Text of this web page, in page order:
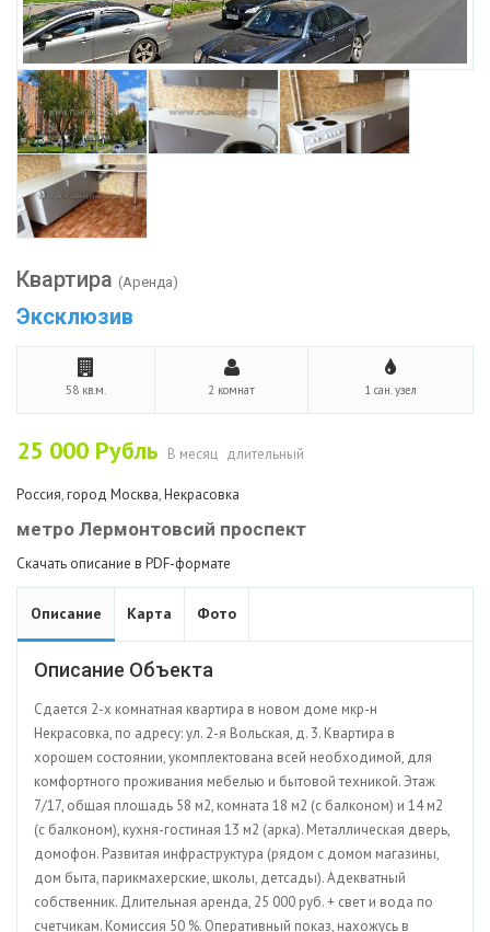
Квартира (Аренда)
Эксклюзив
58 кв.м. 2 комнат 1 сан. узел
25 000 Рубль В месяц длительный
Россия,город Москва,Некрасовка
метро Лермонтовсий проспект
Скачать описание в PDF-формате
Описание Карта Фото
Описание Объекта
Сдается 2-х комнатная квартира в новом доме мкр-н
Некрасовка, по адресу: ул. 2-я Вольская, д. 3. Квартира в
хорошем состоянии, укомплектована всей необходимой, для
комфортного проживания мебелью и бытовой техникой. Этаж
7/17, общая площадь 58 м2, комната 18 м2 (с балконом) и 14 м2
(с балконом), кухня-гостиная 13 м2 (арка). Металлическая дверь,
домофон. Развитая инфраструктура (рядом с домом магазины,
дом быта, парикмахерские, школы, детсады). Адекватный
собственник. Длительная аренда, 25 000 руб. + свет и вода по
счетчикам. Комиссия 50 %. Оперативный показ, нахожусь в